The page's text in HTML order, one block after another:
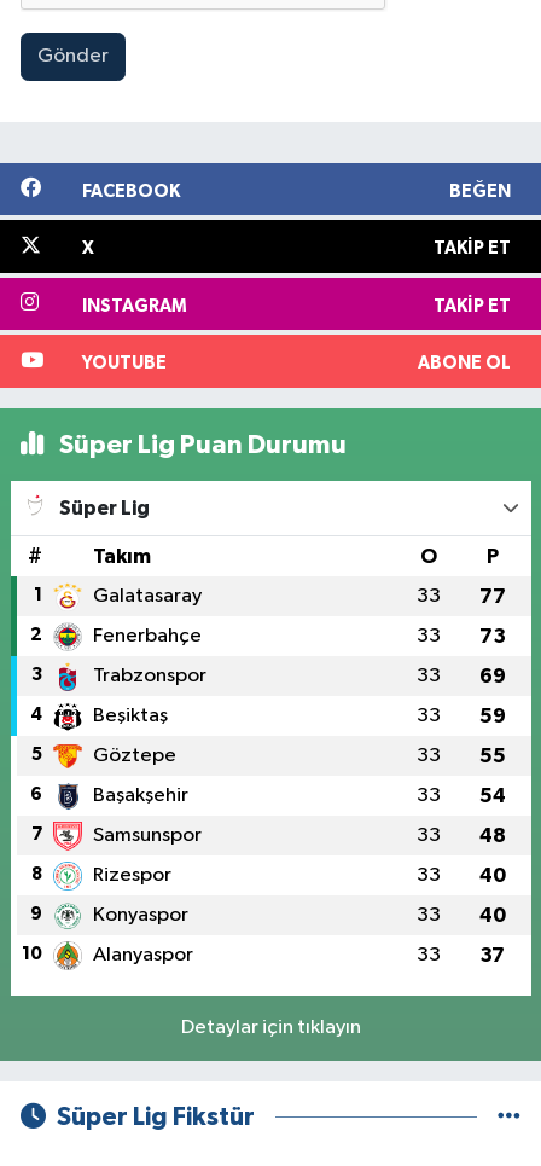
Gönder
FACEBOOK BEĞEN
X TAKIP ET
INSTAGRAM TAKIP ET
YOUTUBE ABONE OL
Süper Lig Puan Durumu
Süper Lig
# Takım O P
1 Galatasaray 33 77
2 Fenerbahçe 33 73
3 Trabzonspor 33 69
4 Beşiktaş 33 59
5 Göztepe 33 55
6 Başakşehir 33 54
7 Samsunspor 33 48
8 Rizespor 33 40
9 Konyaspor 33 40
10 Alanyaspor 33 37
Detaylar için tıklayın
Süper Lig Fikstür